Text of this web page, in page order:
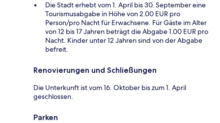
Die Stadt erhebt vom 1. April bis 30. September eine
Tourismusabgabe in Höhe von 2.00 EUR pro
Person/pro Nacht für Erwachsene. Für Gäste im Alter
von 12 bis 17 Jahren beträgt die Abgabe 1.00 EUR pro
Nacht. Kinder unter 12 Jahren sind von der Abgabe
befreit.
Renovierungen und Schließungen
Die Unterkunft ist vom 16. Oktober bis zum 1. April
geschlossen.
Parken